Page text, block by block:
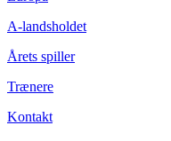
A-landsholdet
Årets spiller
Trænere
Kontakt